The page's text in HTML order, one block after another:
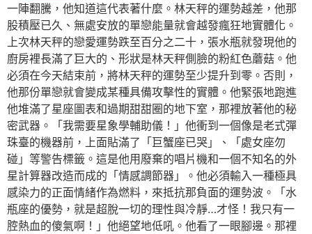
一陣翻騰，他知道這代表著什麼。林天秤的運勢越差，他那
股積壓已久、無處安放的單戀能量就會越發瘋狂地實體化。
上次林天秤的戀愛運勢跌至百分之二十，張水瓶就發現他的
廚房裡長滿了巨大的、形狀是林天秤側臉的粉紅色蘑菇。他
必須在今天結束前，將林天秤的運勢至少提升到零。否則，
他那份單戀就會變成某種具備攻擊性的實體。他緊張地跑進
他堆滿了星座圖表和過期甜甜圈的地下室，那裡放著他的秘
密武器。「我需要星象學輔助儀！」他衝到一個像是老式彈
珠臺的機器前，上面貼滿了「巨蟹座已哭」、「處女座勿
碰」等警告標籤。這是他用廢棄的唱片機和一個不知名的外
星計算器改造而成的「情感調節器」。他必須輸入一種極具
感染力的正面情緒作為燃料，來抵抗那負面的運勢波。「水
瓶座的優勢，就是超脫一切的理性與冷靜…才怪！我只有一
腔熱血的傻氣啊！」他絕望地低吼。他看了一眼腳邊。那裡